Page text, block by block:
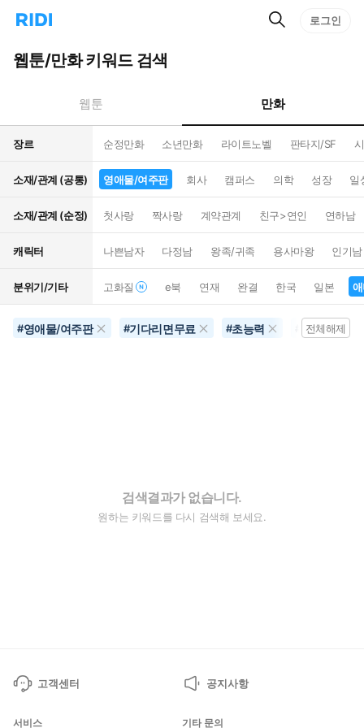
리
홈
으
턴
트
검
로그인
웹툰/만화 키워드 검색
웹툰 만화
장르 순정만화 소년만화 라이트노벨 판타지/SF
소재/관계 (공통) 영애물/여주판 회사 캠퍼스 의학 성장 일
소재/관계 (순정) 첫사랑 짝사랑 계약관계 친구>연인 연하남
캐릭터 나쁜남자 다정남 왕족/귀족 용사마왕 인기남
분위기/기타 고화질 e북 연재 완결 한국 일본
#영애물/여주판 #기다리면무료 #초능력 애니화
전체해제
검색결과가 없습니다.
원하는 키워드를 다시 검색해 보세요.
고객센터 공지사항
서비스 기타 문의